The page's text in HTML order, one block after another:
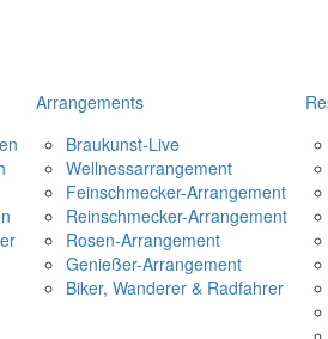
Arrangements
Braukunst-Live
Wellnessarrangement
Feinschmecker-Arrangement
Reinschmecker-Arrangement
Rosen-Arrangement
Genießer-Arrangement
Biker, Wanderer & Radfahrer